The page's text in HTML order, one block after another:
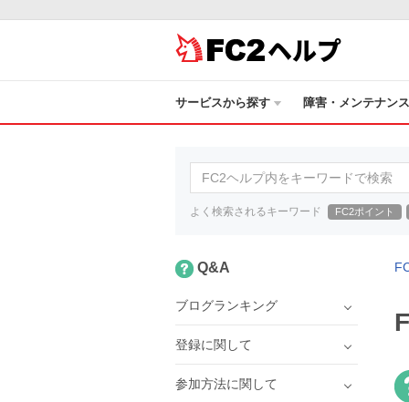
ヘルプ
サービスから探す 障害・メンテナン
よく検索されるキーワード FC2ポイント
Q&A
ブログランキング
登録に関して
参加方法に関して